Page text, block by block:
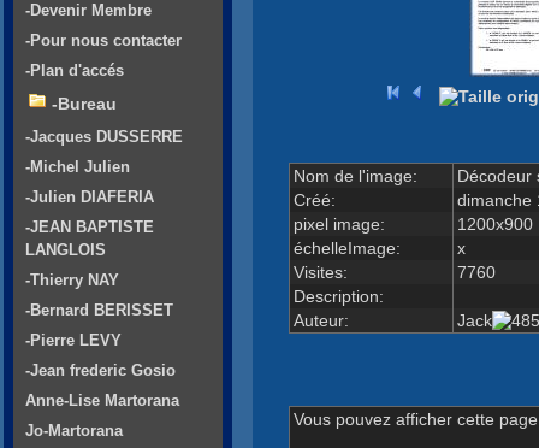
Nom de l'image:
Décodeur
Créé:
dimanche
pixel image:
1200x900
échelleImage:
x
Visites:
7760
Description:
Auteur:
Jack
Vous pouvez afficher cette
-Devenir Membre
-Pour nous contacter
-Plan d'accés
-Bureau
-Jacques DUSSERRE
-Michel Julien
-Julien DIAFERIA
-JEAN BAPTISTE
LANGLOIS
-Thierry NAY
-Bernard BERISSET
-Pierre LEVY
-Jean frederic Gosio
Anne-Lise Martorana
Jo-Martorana